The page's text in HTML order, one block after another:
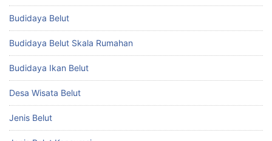
Budidaya Belut
Budidaya Belut Skala Rumahan
Budidaya Ikan Belut
Desa Wisata Belut
Jenis Belut